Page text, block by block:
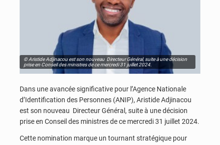
© Aristide Adjinacou est son nouveau Directeur Général, suite à une décision
prise en Conseil des ministres de ce mercredi 31 juillet 2024.
Dans une avancée significative pour l’Agence Nationale
d’Identification des Personnes (ANIP), Aristide Adjinacou
est son nouveau Directeur Général, suite à une décision
prise en Conseil des ministres de ce mercredi 31 juillet 2024.
Cette nomination marque un tournant stratégique pour